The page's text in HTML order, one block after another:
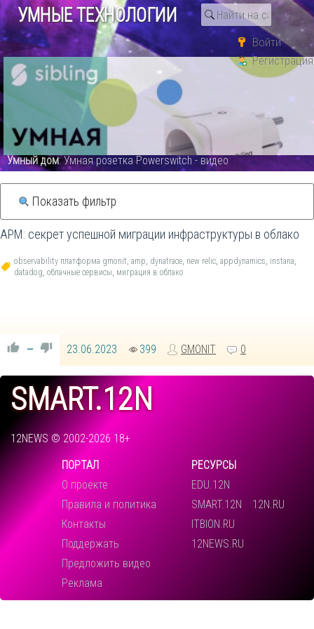
УМНЫЕ ТЕХНОЛОГИИ
Войти
Регистрация
Умный дом: Умная розетка Powerswitch - видео
Поиск по тегу «облачные
сервисы»
Статьи Новости Видео каталог
Показать фильтр
APM: секрет успешной миграции инфраструктуры в облако
observability платформа gmonit, amp, dynatrace, new relic, appdynamics, instana,
datadog, облачные сервисы, миграция в облако
— 23.06.2023 399 GMONIT 0
SMART.12N
12NEWS © 2002-2026 18+
ПОРТАЛ
О проекте
Правила и политика
Контакты
Поддержать
Предложить видео
Реклама
РЕСУРСЫ
EDU.12N
SMART.12N
12N.RU
ITBION.RU
12NEWS.RU